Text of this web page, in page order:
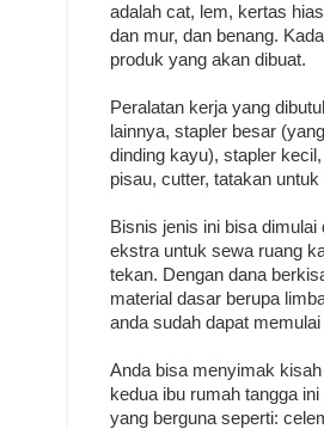
adalah cat, lem, kertas
dan mur, dan benang.
produk yang akan dibuat.
Peralatan kerja yang
lainnya, stapler besar
dinding kayu), stapler
pisau, cutter, tatakan
Bisnis jenis ini bisa
ekstra untuk sewa ruang
tekan. Dengan dana
material dasar berupa
anda sudah dapat memulai
Anda bisa menyimak
kedua ibu rumah tangga
yang berguna seperti: